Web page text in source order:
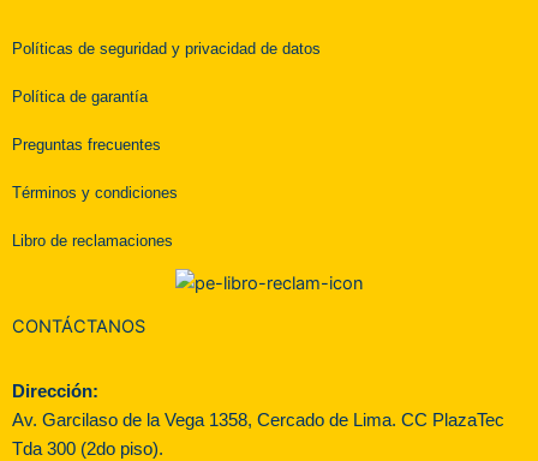
Políticas de seguridad y privacidad de datos
Política de garantía
Preguntas frecuentes
Términos y condiciones
Libro de reclamaciones
CONTÁCTANOS
Dirección:
Av. Garcilaso de la Vega 1358, Cercado de Lima. CC PlazaTec
Tda 300 (2do piso).